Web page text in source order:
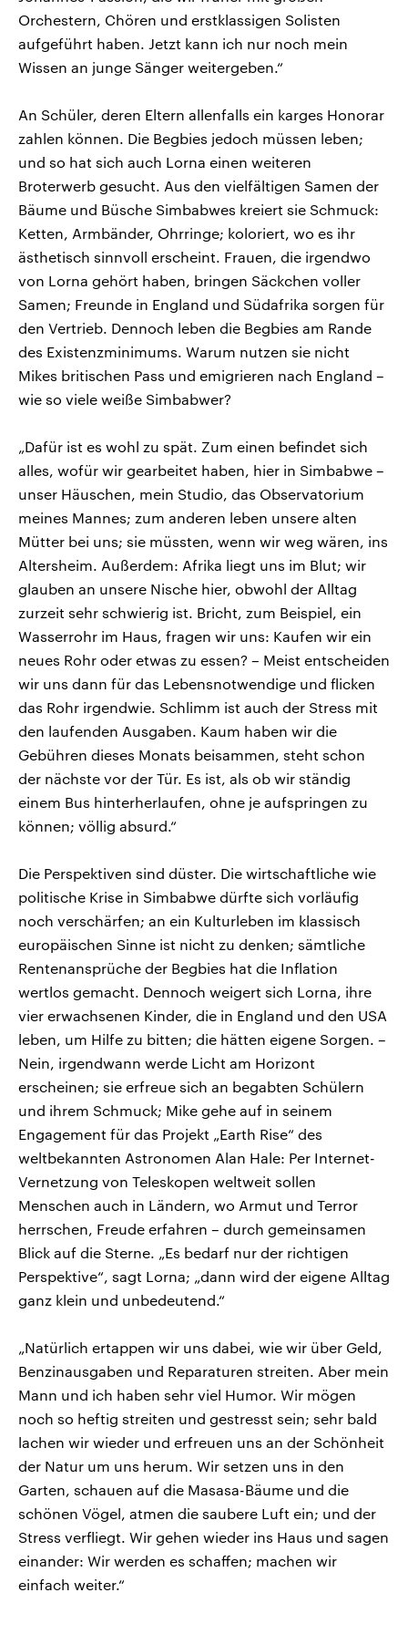
Orchestern, Chören und erstklassigen Solisten
aufgeführt haben. Jetzt kann ich nur noch mein
Wissen an junge Sänger weitergeben.“
An Schüler, deren Eltern allenfalls ein karges Honorar
zahlen können. Die Begbies jedoch müssen leben;
und so hat sich auch Lorna einen weiteren
Broterwerb gesucht. Aus den vielfältigen Samen der
Bäume und Büsche Simbabwes kreiert sie Schmuck:
Ketten, Armbänder, Ohrringe; koloriert, wo es ihr
ästhetisch sinnvoll erscheint. Frauen, die irgendwo
von Lorna gehört haben, bringen Säckchen voller
Samen; Freunde in England und Südafrika sorgen für
den Vertrieb. Dennoch leben die Begbies am Rande
des Existenzminimums. Warum nutzen sie nicht
Mikes britischen Pass und emigrieren nach England –
wie so viele weiße Simbabwer?
„Dafür ist es wohl zu spät. Zum einen befindet sich
alles, wofür wir gearbeitet haben, hier in Simbabwe –
unser Häuschen, mein Studio, das Observatorium
meines Mannes; zum anderen leben unsere alten
Mütter bei uns; sie müssten, wenn wir weg wären, ins
Altersheim. Außerdem: Afrika liegt uns im Blut; wir
glauben an unsere Nische hier, obwohl der Alltag
zurzeit sehr schwierig ist. Bricht, zum Beispiel, ein
Wasserrohr im Haus, fragen wir uns: Kaufen wir ein
neues Rohr oder etwas zu essen? – Meist entscheiden
wir uns dann für das Lebensnotwendige und flicken
das Rohr irgendwie. Schlimm ist auch der Stress mit
den laufenden Ausgaben. Kaum haben wir die
Gebühren dieses Monats beisammen, steht schon
der nächste vor der Tür. Es ist, als ob wir ständig
einem Bus hinterherlaufen, ohne je aufspringen zu
können; völlig absurd.“
Die Perspektiven sind düster. Die wirtschaftliche wie
politische Krise in Simbabwe dürfte sich vorläufig
noch verschärfen; an ein Kulturleben im klassisch
europäischen Sinne ist nicht zu denken; sämtliche
Rentenansprüche der Begbies hat die Inflation
wertlos gemacht. Dennoch weigert sich Lorna, ihre
vier erwachsenen Kinder, die in England und den USA
leben, um Hilfe zu bitten; die hätten eigene Sorgen. –
Nein, irgendwann werde Licht am Horizont
erscheinen; sie erfreue sich an begabten Schülern
und ihrem Schmuck; Mike gehe auf in seinem
Engagement für das Projekt „Earth Rise“ des
weltbekannten Astronomen Alan Hale: Per Internet-
Vernetzung von Teleskopen weltweit sollen
Menschen auch in Ländern, wo Armut und Terror
herrschen, Freude erfahren – durch gemeinsamen
Blick auf die Sterne. „Es bedarf nur der richtigen
Perspektive“, sagt Lorna; „dann wird der eigene Alltag
ganz klein und unbedeutend.“
„Natürlich ertappen wir uns dabei, wie wir über Geld,
Benzinausgaben und Reparaturen streiten. Aber mein
Mann und ich haben sehr viel Humor. Wir mögen
noch so heftig streiten und gestresst sein; sehr bald
lachen wir wieder und erfreuen uns an der Schönheit
der Natur um uns herum. Wir setzen uns in den
Garten, schauen auf die Masasa-Bäume und die
schönen Vögel, atmen die saubere Luft ein; und der
Stress verfliegt. Wir gehen wieder ins Haus und sagen
einander: Wir werden es schaffen; machen wir
einfach weiter.“